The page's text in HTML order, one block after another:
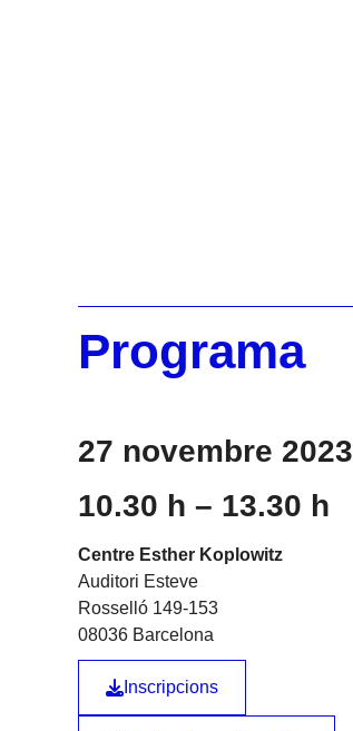
Programa
27 novembre 2023
10.30 h – 13.30 h
Centre Esther Koplowitz
Auditori Esteve
Rosselló 149-153
08036 Barcelona
Inscripcions